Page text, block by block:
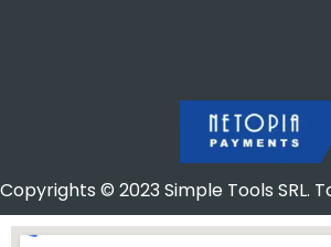
Copyrights © 2023 Simple Tools SRL.